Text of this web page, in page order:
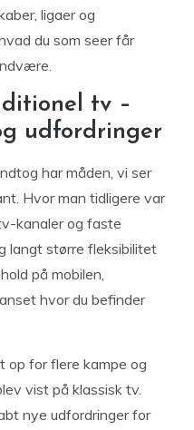
ligaer og
du som seer får
tv –
udfordringer
har måden, vi ser
Hvor man tidligere var
kanaler og faste
langt større fleksibilitet
på mobilen,
hvor du befinder
op for flere kampe og
vist på klassisk tv.
nye udfordringer for